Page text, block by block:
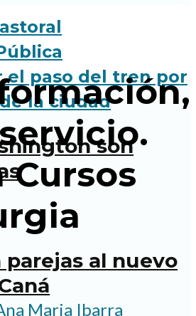
son
parejas al nuevo
Cursos
Maria Ibarra